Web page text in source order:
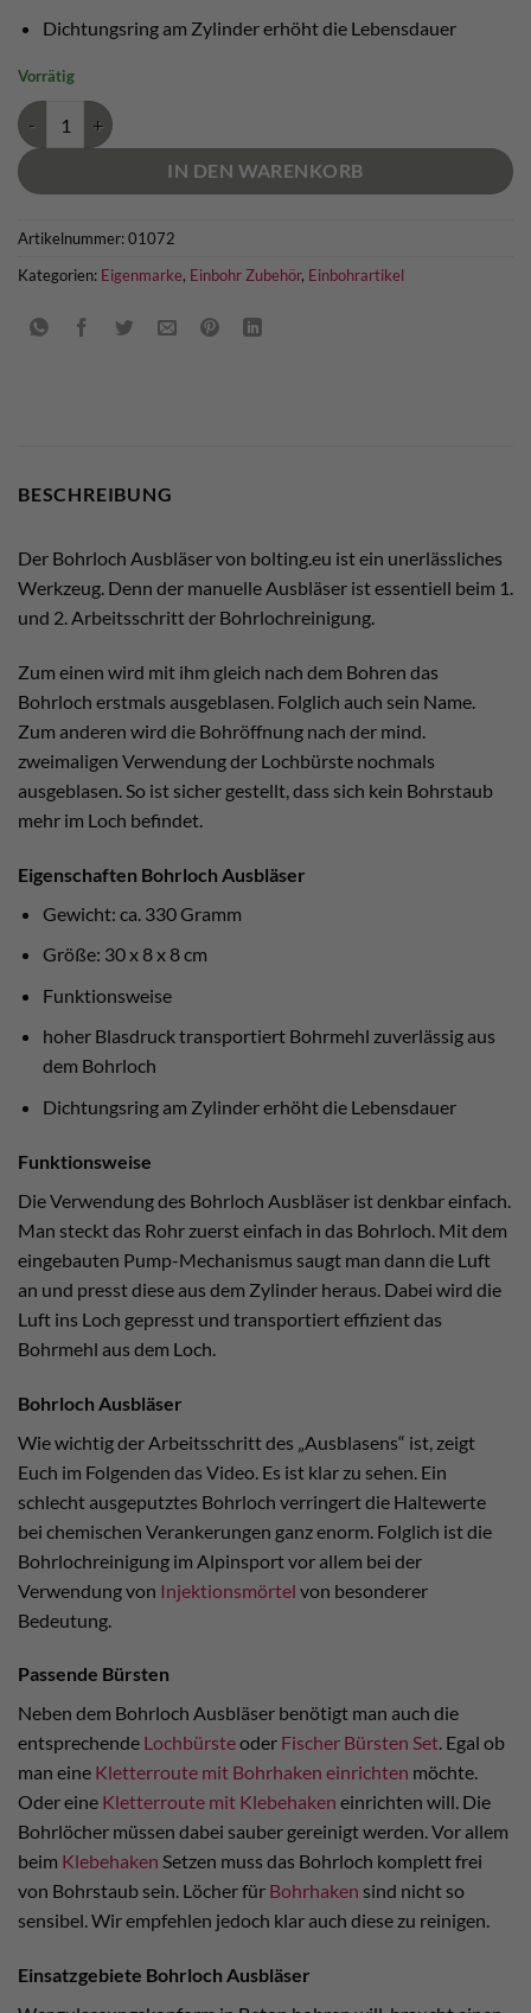
Dichtungsring am Zylinder erhöht die Lebensdauer
Vorrätig
Bohrloch Ausbläser bolting.eu Menge
IN DEN WARENKORB
Artikelnummer:01072
Kategorien: Eigenmarke, Einbohr Zubehör, Einbohrartikel
BESCHREIBUNG
Der Bohrloch Ausbläser von bolting.eu ist ein unerlässliches
Werkzeug. Denn der manuelle Ausbläser ist essentiell beim 1.
und 2. Arbeitsschritt der Bohrlochreinigung.
Zum einen wird mit ihm gleich nach dem Bohren das
Bohrloch erstmals ausgeblasen. Folglich auch sein Name.
Zum anderen wird die Bohröffnung nach der mind.
zweimaligen Verwendung der Lochbürste nochmals
ausgeblasen. So ist sicher gestellt, dass sich kein Bohrstaub
mehr im Loch befindet.
Eigenschaften Bohrloch Ausbläser
Gewicht: ca. 330 Gramm
Größe: 30 x 8 x 8 cm
Funktionsweise
hoher Blasdruck transportiert Bohrmehl zuverlässig aus
dem Bohrloch
Dichtungsring am Zylinder erhöht die Lebensdauer
Funktionsweise
Die Verwendung des Bohrloch Ausbläser ist denkbar einfach.
Man steckt das Rohr zuerst einfach in das Bohrloch. Mit dem
eingebauten Pump-Mechanismus saugt man dann die Luft
an und presst diese aus dem Zylinder heraus. Dabei wird die
Luft ins Loch gepresst und transportiert effizient das
Bohrmehl aus dem Loch.
Bohrloch Ausbläser
Wie wichtig der Arbeitsschritt des „Ausblasens“ ist, zeigt
Euch im Folgenden das Video. Es ist klar zu sehen. Ein
schlecht ausgeputztes Bohrloch verringert die Haltewerte
bei chemischen Verankerungen ganz enorm. Folglich ist die
Bohrlochreinigung im Alpinsport vor allem bei der
Verwendung von Injektionsmörtel von besonderer
Bedeutung.
Passende Bürsten
Neben dem Bohrloch Ausbläser benötigt man auch die
entsprechende Lochbürsteoder Fischer Bürsten Set. Egal ob
man eine Kletterroute mit Bohrhaken einrichten möchte.
Oder eine Kletterroute mit Klebehaken einrichten will. Die
Bohrlöcher müssen dabei sauber gereinigt werden. Vor allem
beim Klebehaken Setzen muss das Bohrloch komplett frei
von Bohrstaub sein. Löcher für Bohrhaken sind nicht so
sensibel. Wir empfehlen jedoch klar auch diese zu reinigen.
Einsatzgebiete Bohrloch Ausbläser